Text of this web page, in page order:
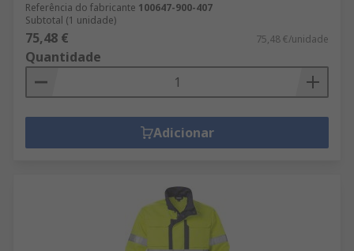
Referência do fabricante 100647-900-407
Subtotal (1 unidade)
75,48 € 75,48 €/unidade
Quantidade
Adicionar